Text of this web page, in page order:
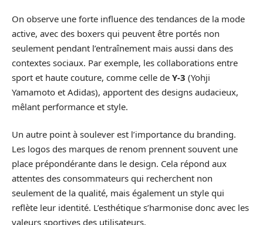
On observe une forte influence des tendances de la mode
active, avec des boxers qui peuvent être portés non
seulement pendant l’entraînement mais aussi dans des
contextes sociaux. Par exemple, les collaborations entre
sport et haute couture, comme celle de Y-3 (Yohji
Yamamoto et Adidas), apportent des designs audacieux,
mêlant performance et style.
Un autre point à soulever est l’importance du branding.
Les logos des marques de renom prennent souvent une
place prépondérante dans le design. Cela répond aux
attentes des consommateurs qui recherchent non
seulement de la qualité, mais également un style qui
reflète leur identité. L’esthétique s’harmonise donc avec les
valeurs sportives des utilisateurs.